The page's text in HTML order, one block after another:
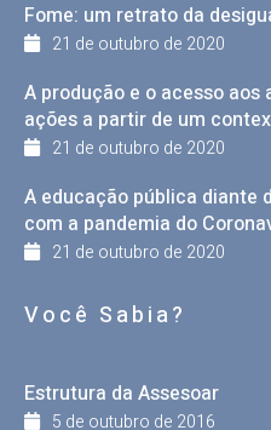
Fome: um retrato da
21 de outubro de 2020
A produção e o acesso aos
ações a partir de um
21 de outubro de 2020
A educação pública diante
com a pandemia do
21 de outubro de 2020
Você Sabia?
Estrutura da Assesoar
5 de outubro de 2016